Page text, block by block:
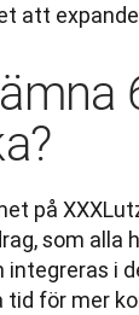
att
på
som alla
i
för mer